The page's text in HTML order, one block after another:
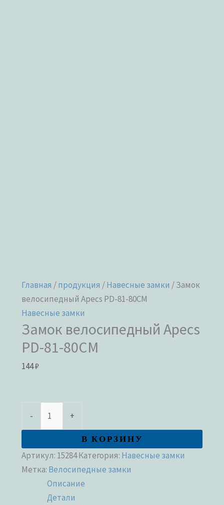
Главная /продукция /Навесные замки / Замок
велосипедный Apecs PD-81-80CM
Навесные замки
Замок велосипедный Apecs
PD-81-80CM
144₽
- +
В КОРЗИНУ
Артикул: 15284Категория: Навесные замки
Метка: Велосипедные замки
Описание
Детали